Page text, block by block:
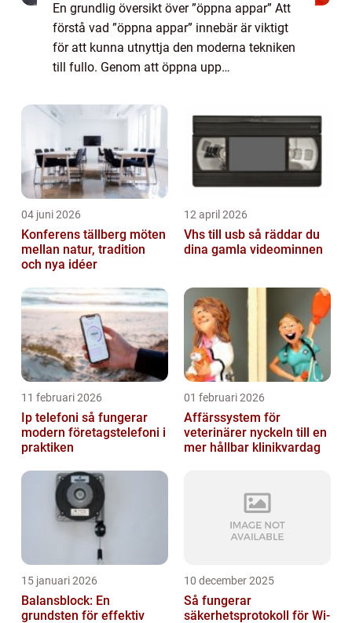
En grundlig översikt över ”öppna appar” Att
förstå vad ”öppna appar” innebär är viktigt
för att kunna utnyttja den moderna tekniken
till fullo. Genom att öppna upp
har dessa appar bli...
04 juni 2026
Konferens tällberg möten
mellan natur, tradition
och nya idéer
12 april 2026
Vhs till usb så räddar du
dina gamla videominnen
11 februari 2026
Ip telefoni så fungerar
modern företagstelefoni i
praktiken
01 februari 2026
Affärssystem för
veterinärer nyckeln till en
mer hållbar klinikvardag
15 januari 2026
Balansblock: En
grundsten för effektiv
10 december 2025
Så fungerar
säkerhetsprotokoll för Wi-